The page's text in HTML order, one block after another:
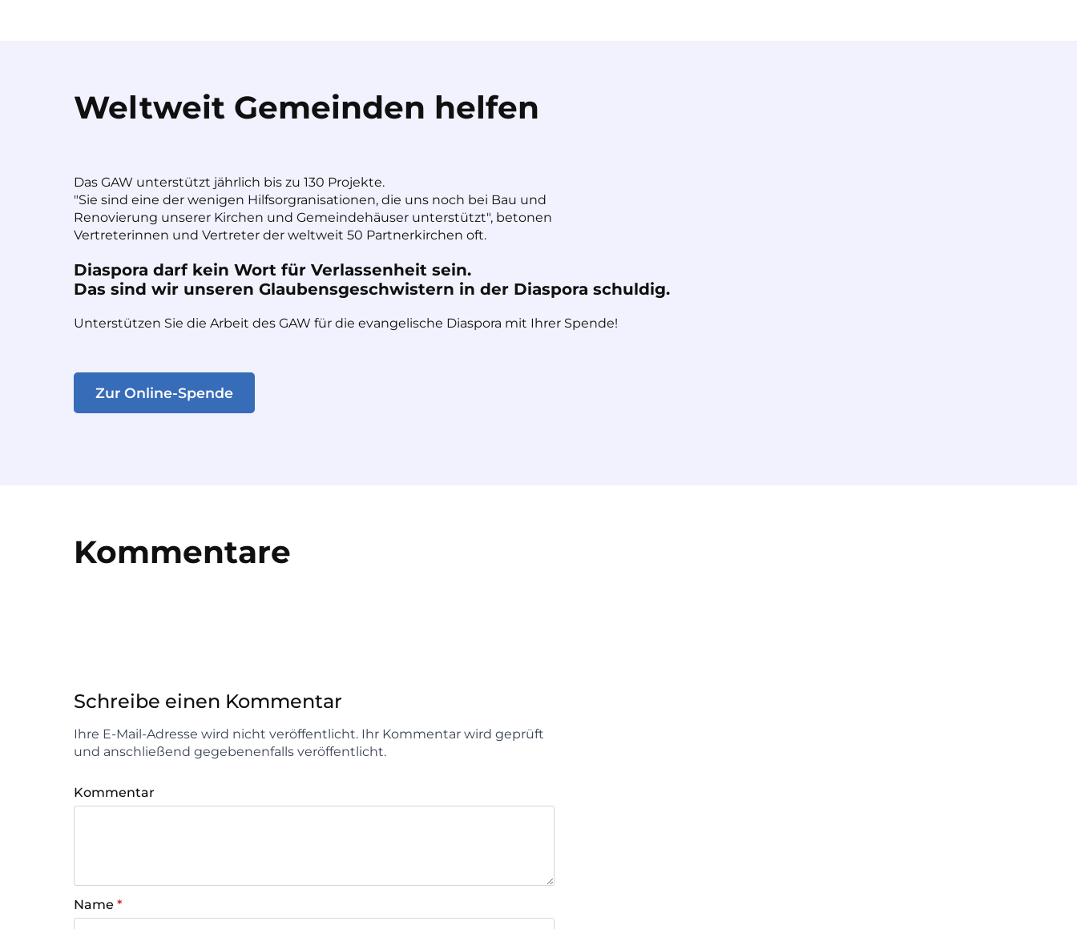
Weltweit Gemeinden helfen
Das GAW unterstützt jährlich bis zu 130 Projekte.
"Sie sind eine der wenigen Hilfsorgranisationen, die uns noch bei Bau und
Renovierung unserer Kirchen und Gemeindehäuser unterstützt", betonen
Vertreterinnen und Vertreter der weltweit 50 Partnerkirchen oft.
Diaspora darf kein Wort für Verlassenheit sein.
Das sind wir unseren Glaubensgeschwistern in der Diaspora schuldig.
Unterstützen Sie die Arbeit des GAW für die evangelische Diaspora mit Ihrer Spende!
Zur Online-Spende
Kommentare
Schreibe einen Kommentar
Ihre E-Mail-Adresse wird nicht veröffentlicht. Ihr Kommentar wird geprüft
und anschließend gegebenenfalls veröffentlicht.
Kommentar
Name *